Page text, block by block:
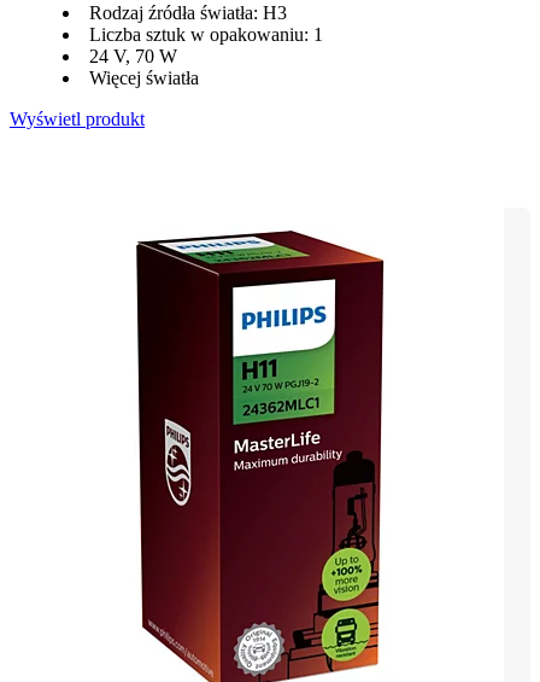
Rodzaj źródła światła: H3
Liczba sztuk w opakowaniu: 1
24 V, 70 W
Więcej światła
Wyświetl produkt